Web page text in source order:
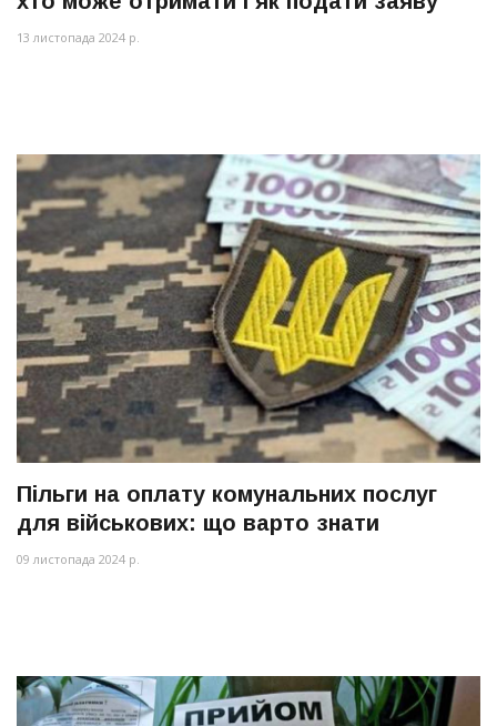
13 листопада 2024 р.
Пільги на оплату комунальних послуг
для військових: що варто знати
09 листопада 2024 р.